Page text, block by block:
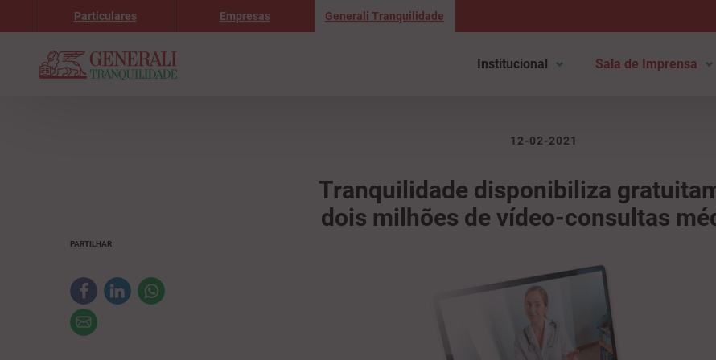
Particulares Empresas Generali Tranquilidade
Institucional Sala de Imprensa
PARTILHAR
12-02-2021
Tranquilidade disponibiliza
dois milhões de vídeo-consultas